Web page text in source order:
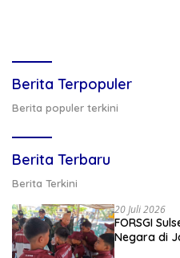
Berita Terpopuler
Berita populer terkini
Berita Terbaru
Berita Terkini
20 Juli 2026
FORSGI
Negara di